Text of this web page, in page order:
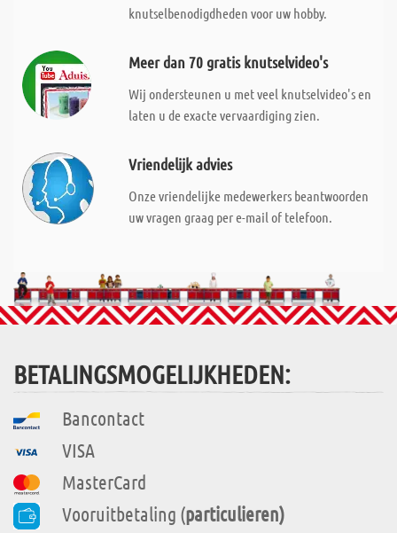
knutselbenodigdheden voor uw hobby.
Meer dan 70 gratis knutselvideo's
Wij ondersteunen u met veel knutselvideo's en
laten u de exacte vervaardiging zien.
Vriendelijk advies
Onze vriendelijke medewerkers beantwoorden
uw vragen graag per e-mail of telefoon.
BETALINGSMOGELIJKHEDEN:
Bancontact
VISA
MasterCard
Vooruitbetaling (particulieren)